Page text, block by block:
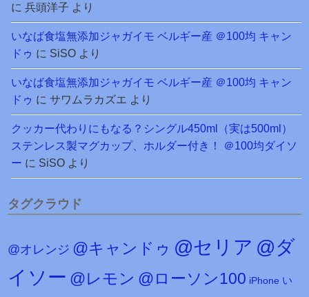
に兵頭洋子 より
いなば食塩無添加ジャガイモ ベルギー産 ＠100均 キャン
ドゥ に SiSO より
いなば食塩無添加ジャガイモ ベルギー産 ＠100均 キャン
ドゥ にサワムラカズエ より
クッカー代わりにもなる？シングル450ml（実は500ml）
ステンレス製マグカップ、ホルダー付き！ ＠100均ダイソ
ー に SiSO より
タグクラウド
@オレンジ @キャンドゥ @セリア @ダ
イソー @レモン @ローソン100 iPhone い